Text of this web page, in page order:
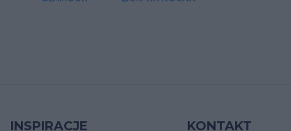
INSPIRACJE KONTAKT